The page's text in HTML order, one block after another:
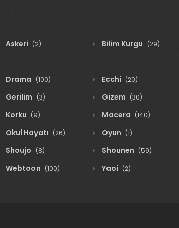
Askeri (2) Bilim Kurgu (29)
Drama (100) Ecchi (20)
Gerilim (3) Gizem (30)
Korku (9) Macera (140)
Okul Hayatı (26) Oyun (1)
Shoujo (8) Shounen (59)
Webtoon (100) Yaoi (2)